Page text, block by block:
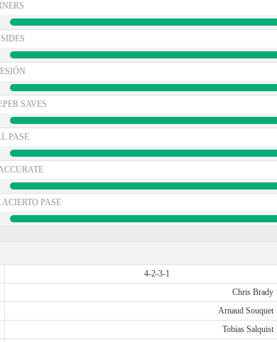
SAVES
PASE
ACIERTO PASE
4-2-3-1
Chris Brady
Arnaud Souquet
Tobias Salquist